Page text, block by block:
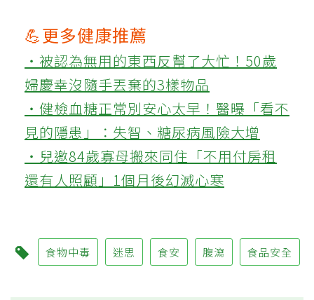
💪更多健康推薦
‧被認為無用的東西反幫了大忙！50歲
婦慶幸沒隨手丟棄的3樣物品
‧健檢血糖正常別安心太早！醫曝「看不
見的隱患」：失智、糖尿病風險大增
‧兒邀84歲寡母搬來同住「不用付房租
還有人照顧」1個月後幻滅心寒
食物中毒 迷思 食安 腹瀉 食品安全